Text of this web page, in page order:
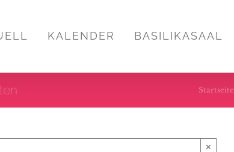
KALENDER BASILIKASAAL
Startseite
×